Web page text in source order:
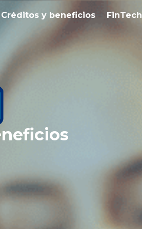
Créditos y beneficios FinTech